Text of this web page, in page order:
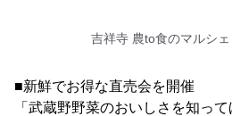
吉祥寺 農to食のマルシ
■新鮮でお得な直売会を開催
「武蔵野野菜のおいしさを知っ